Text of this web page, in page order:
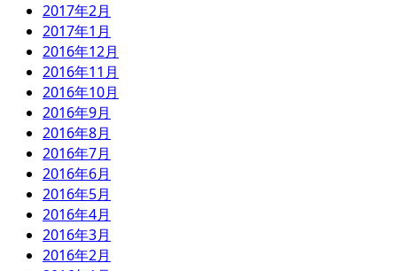
2017年2月
2017年1月
2016年12月
2016年11月
2016年10月
2016年9月
2016年8月
2016年7月
2016年6月
2016年5月
2016年4月
2016年3月
2016年2月